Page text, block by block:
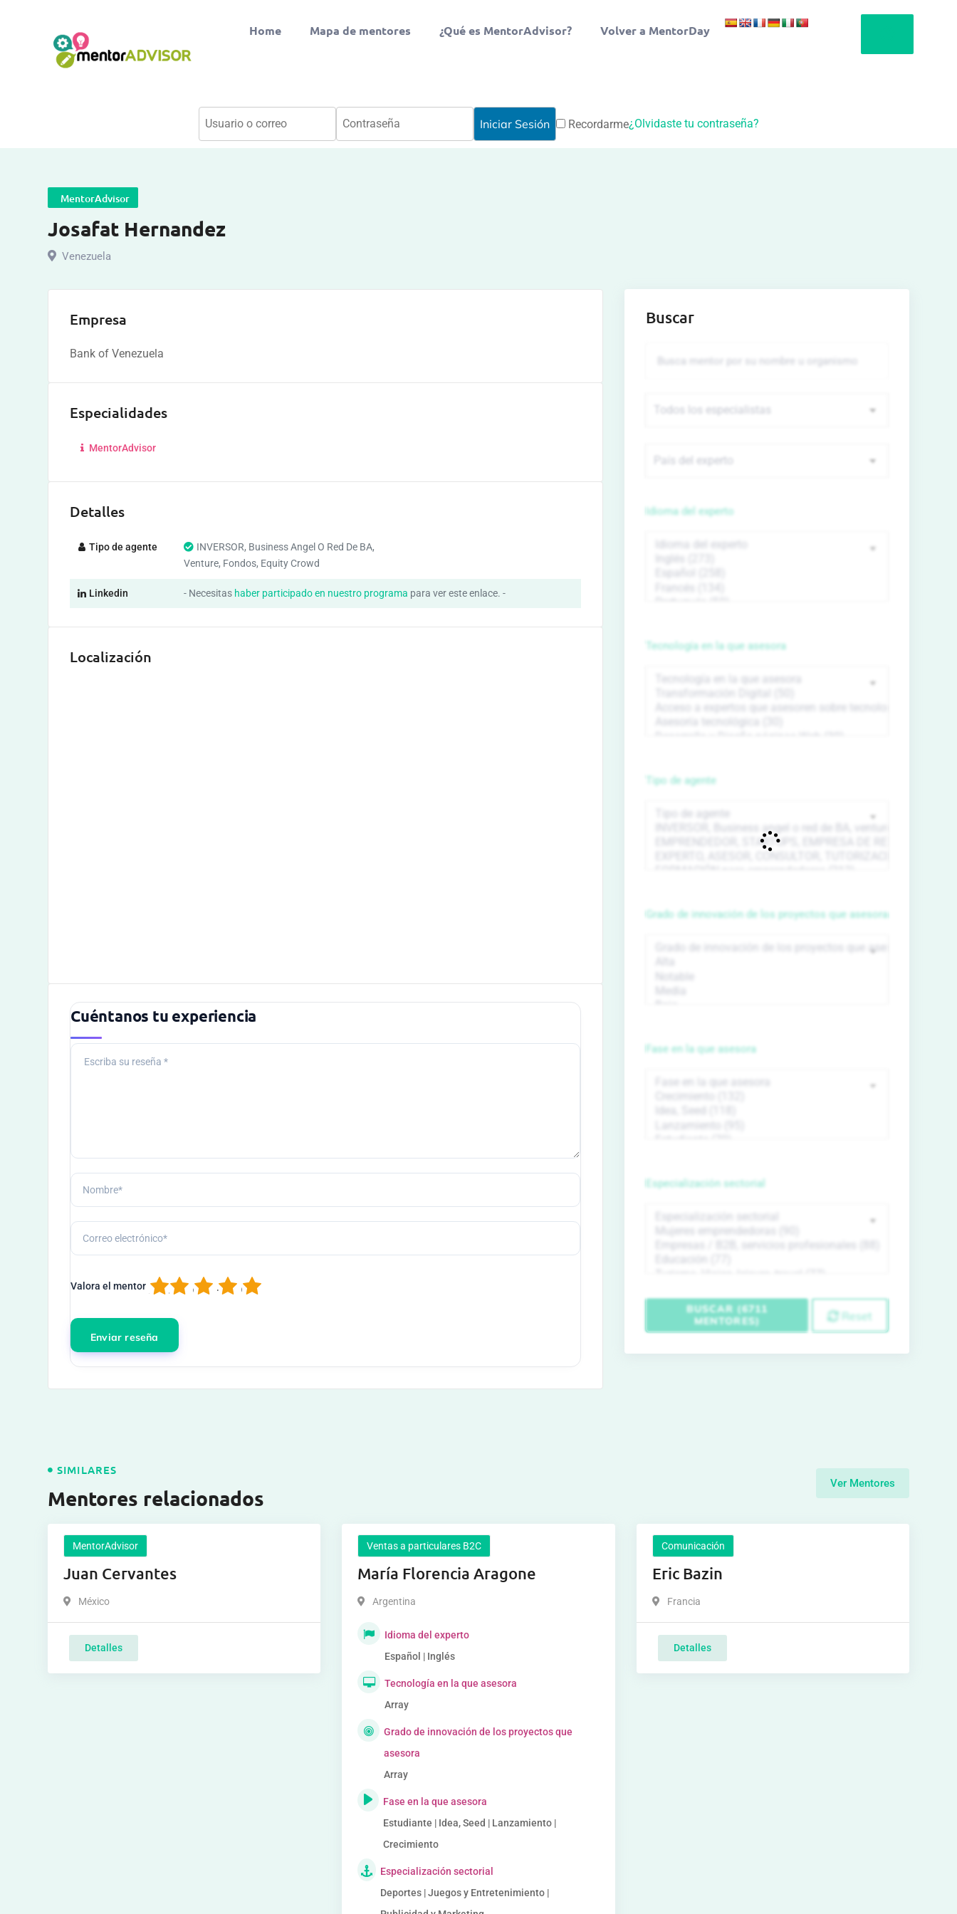
Home Mapa de mentores ¿Qué es MentorAdvisor? Volver a MentorDay
Recordarme¿Olvidaste tu contraseña?
MentorAdvisor
Josafat Hernandez
Venezuela
Empresa
Bank of Venezuela
Especialidades
MentorAdvisor
Detalles
Tipo de agente
INVERSOR, Business Angel O Red De BA,
Venture, Fondos, Equity Crowd
Linkedin - Necesitas haber participado en nuestro programa para ver este enlace. -
Localización
Cuéntanos tu experiencia
Valora el mentor 5
4
3
2
1
Buscar
Idioma del experto
Tecnología en la que asesora
Tipo de agente
Grado de innovación de los proyectos que asesora
Fase en la que asesora
Especialización sectorial
BUSCAR (6711
MENTORES)
Reset
SIMILARES
Mentores relacionados
Ver Mentores
MentorAdvisor
Juan Cervantes
México
Detalles
Ventas a particulares B2C
María Florencia Aragone
Argentina
Idioma del experto
Español | Inglés
Tecnología en la que asesora
Array
Grado de innovación de los proyectos que
asesora
Array
Fase en la que asesora
Estudiante | Idea, Seed | Lanzamiento |
Crecimiento
Especialización sectorial
Deportes | Juegos y Entretenimiento |
Comunicación
Eric Bazin
Francia
Detalles